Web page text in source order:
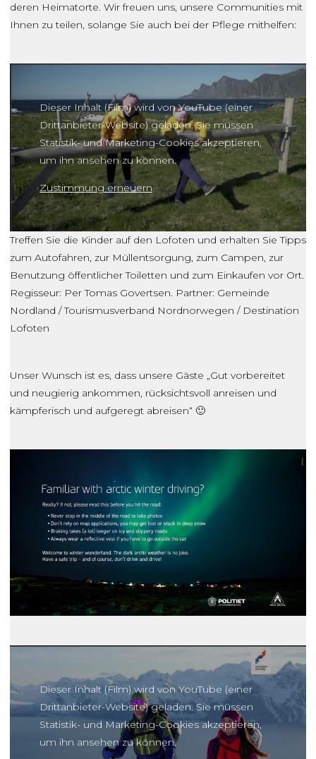
deren Heimatorte. Wir freuen uns, unsere Communities mit
Ihnen zu teilen, solange Sie auch bei der Pflege mithelfen:
Dieser Inhalt (Film) wird von YouTube (einer
Drittanbieter-Website) geladen. Sie müssen
Statistik- und Marketing-Cookies akzeptieren,
um ihn ansehen zu können.
Zustimmung erneuern
Treffen Sie die Kinder auf den Lofoten und erhalten Sie Tipps
zum Autofahren, zur Müllentsorgung, zum Campen, zur
Benutzung öffentlicher Toiletten und zum Einkaufen vor Ort.
Regisseur: Per Tomas Govertsen. Partner: Gemeinde
Nordland / Tourismusverband Nordnorwegen / Destination
Lofoten
Unser Wunsch ist es, dass unsere Gäste „Gut vorbereitet
und neugierig ankommen, rücksichtsvoll anreisen und
kämpferisch und aufgeregt abreisen“ 🙂
Dieser Inhalt (Film) wird von YouTube (einer
Drittanbieter-Website) geladen. Sie müssen
Statistik- und Marketing-Cookies akzeptieren,
um ihn ansehen zu können.